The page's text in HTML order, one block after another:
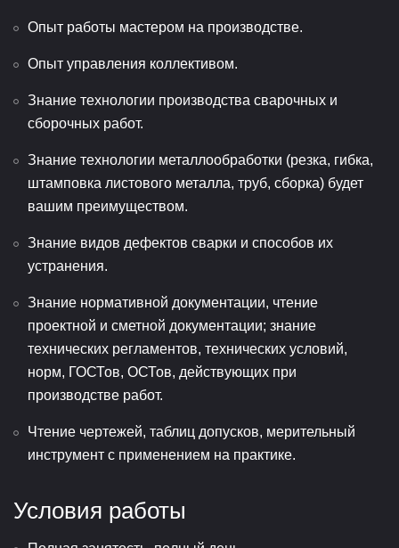
Опыт работы мастером на производстве.
Опыт управления коллективом.
Знание технологии производства сварочных и
сборочных работ.
Знание технологии металлообработки (резка, гибка,
штамповка листового металла, труб, сборка) будет
вашим преимуществом.
Знание видов дефектов сварки и способов их
устранения.
Знание нормативной документации, чтение
проектной и сметной документации; знание
технических регламентов, технических условий,
норм, ГОСТов, ОСТов, действующих при
производстве работ.
Чтение чертежей, таблиц допусков, мерительный
инструмент с применением на практике.
Условия работы